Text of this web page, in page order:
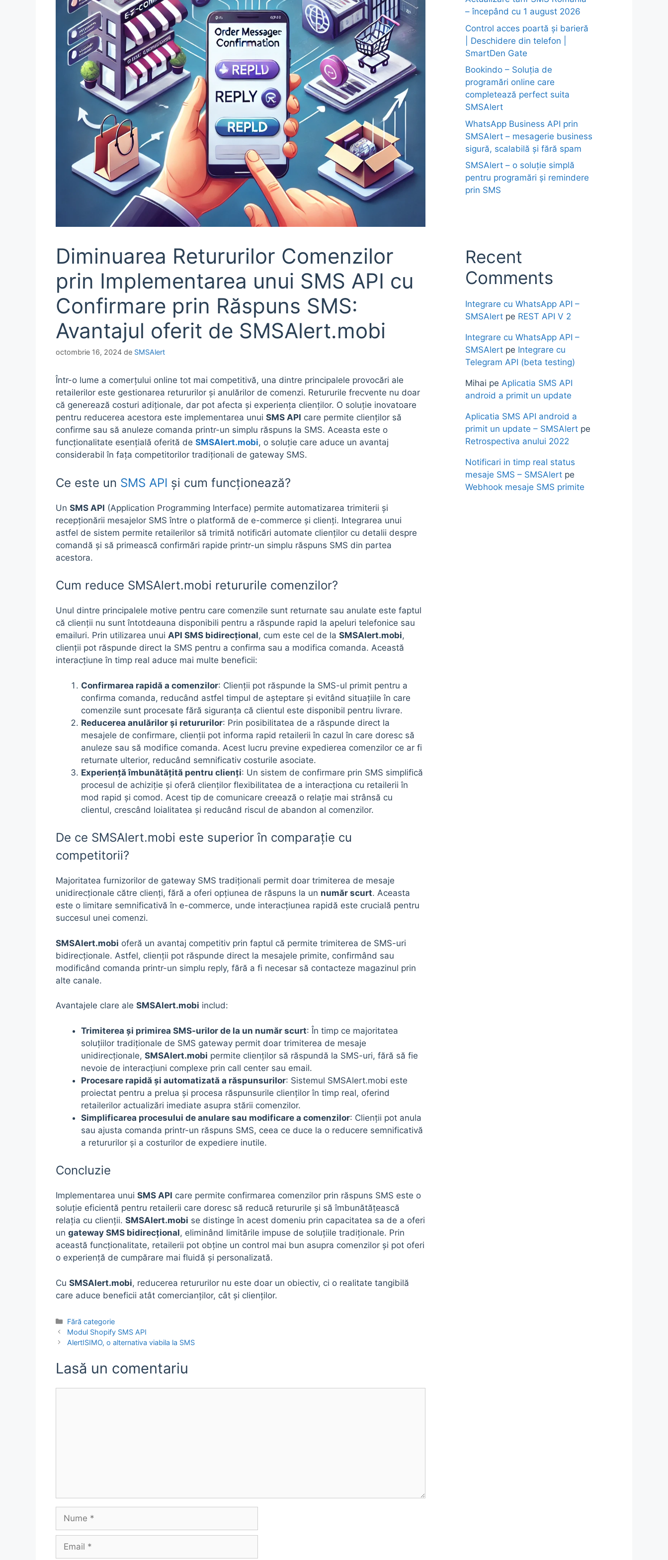
Diminuarea Retururilor Comenzilor
prin Implementarea unui SMS API cu
Confirmare prin Răspuns SMS:
Avantajul oferit de SMSAlert.mobi
octombrie 16, 2024 de SMSAlert
Într-o lume a comerțului online tot mai competitivă, una dintre principalele provocări ale
retailerilor este gestionarea retururilor și anulărilor de comenzi. Retururile frecvente nu doar
că generează costuri adiționale, dar pot afecta și experiența clienților. O soluție inovatoare
pentru reducerea acestora este implementarea unui SMS API care permite clienților să
confirme sau să anuleze comanda printr-un simplu răspuns la SMS. Aceasta este o
funcționalitate esențială oferită de SMSAlert.mobi, o soluție care aduce un avantaj
considerabil în fața competitorilor tradiționali de gateway SMS.
Ce este un SMS API și cum funcționează?
Un SMS API (Application Programming Interface) permite automatizarea trimiterii și
recepționării mesajelor SMS între o platformă de e-commerce și clienți. Integrarea unui
astfel de sistem permite retailerilor să trimită notificări automate clienților cu detalii despre
comandă și să primească confirmări rapide printr-un simplu răspuns SMS din partea
acestora.
Cum reduce SMSAlert.mobi retururile comenzilor?
Unul dintre principalele motive pentru care comenzile sunt returnate sau anulate este faptul
că clienții nu sunt întotdeauna disponibili pentru a răspunde rapid la apeluri telefonice sau
emailuri. Prin utilizarea unui API SMS bidirecțional, cum este cel de la SMSAlert.mobi,
clienții pot răspunde direct la SMS pentru a confirma sau a modifica comanda. Această
interacțiune în timp real aduce mai multe beneficii:
Confirmarea rapidă a comenzilor: Clienții pot răspunde la SMS-ul primit pentru a
confirma comanda, reducând astfel timpul de așteptare și evitând situațiile în care
comenzile sunt procesate fără siguranța că clientul este disponibil pentru livrare.
Reducerea anulărilor și retururilor: Prin posibilitatea de a răspunde direct la
mesajele de confirmare, clienții pot informa rapid retailerii în cazul în care doresc să
anuleze sau să modifice comanda. Acest lucru previne expedierea comenzilor ce ar fi
returnate ulterior, reducând semnificativ costurile asociate.
Experiență îmbunătățită pentru clienți: Un sistem de confirmare prin SMS simplifică
procesul de achiziție și oferă clienților flexibilitatea de a interacționa cu retailerii în
mod rapid și comod. Acest tip de comunicare creează o relație mai strânsă cu
clientul, crescând loialitatea și reducând riscul de abandon al comenzilor.
De ce SMSAlert.mobi este superior în comparație cu
competitorii?
Majoritatea furnizorilor de gateway SMS tradiționali permit doar trimiterea de mesaje
unidirecționale către clienți, fără a oferi opțiunea de răspuns la un număr scurt. Aceasta
este o limitare semnificativă în e-commerce, unde interacțiunea rapidă este crucială pentru
succesul unei comenzi.
SMSAlert.mobi oferă un avantaj competitiv prin faptul că permite trimiterea de SMS-uri
bidirecționale. Astfel, clienții pot răspunde direct la mesajele primite, confirmând sau
modificând comanda printr-un simplu reply, fără a fi necesar să contacteze magazinul prin
alte canale.
Avantajele clare ale SMSAlert.mobi includ:
Trimiterea și primirea SMS-urilor de la un număr scurt: În timp ce majoritatea
soluțiilor tradiționale de SMS gateway permit doar trimiterea de mesaje
unidirecționale, SMSAlert.mobi permite clienților să răspundă la SMS-uri, fără să fie
nevoie de interacțiuni complexe prin call center sau email.
Procesare rapidă și automatizată a răspunsurilor: Sistemul SMSAlert.mobi este
proiectat pentru a prelua și procesa răspunsurile clienților în timp real, oferind
retailerilor actualizări imediate asupra stării comenzilor.
Simplificarea procesului de anulare sau modificare a comenzilor: Clienții pot anula
sau ajusta comanda printr-un răspuns SMS, ceea ce duce la o reducere semnificativă
a retururilor și a costurilor de expediere inutile.
Concluzie
Implementarea unui SMS API care permite confirmarea comenzilor prin răspuns SMS este o
soluție eficientă pentru retailerii care doresc să reducă retururile și să îmbunătățească
relația cu clienții. SMSAlert.mobi se distinge în acest domeniu prin capacitatea sa de a oferi
un gateway SMS bidirecțional, eliminând limitările impuse de soluțiile tradiționale. Prin
această funcționalitate, retailerii pot obține un control mai bun asupra comenzilor și pot oferi
o experiență de cumpărare mai fluidă și personalizată.
Cu SMSAlert.mobi, reducerea retururilor nu este doar un obiectiv, ci o realitate tangibilă
care aduce beneficii atât comercianților, cât și clienților.
Categorii
Fără categorie
Modul Shopify SMS API
AlertISIMO, o alternativa viabila la SMS
Lasă un comentariu
Nume
Email
– începând cu 1 august 2026
Control acces poartă și barieră
| Deschidere din telefon |
SmartDen Gate
Bookindo – Soluția de
programări online care
completează perfect suita
SMSAlert
WhatsApp Business API prin
SMSAlert – mesagerie business
sigură, scalabilă și fără spam
SMSAlert – o soluție simplă
pentru programări și remindere
prin SMS
Recent
Comments
Integrare cu WhatsApp API –
SMSAlert pe REST API V 2
Integrare cu WhatsApp API –
SMSAlert pe Integrare cu
Telegram API (beta testing)
Mihai pe Aplicatia SMS API
android a primit un update
Aplicatia SMS API android a
primit un update – SMSAlert pe
Retrospectiva anului 2022
Notificari in timp real status
mesaje SMS – SMSAlert pe
Webhook mesaje SMS primite